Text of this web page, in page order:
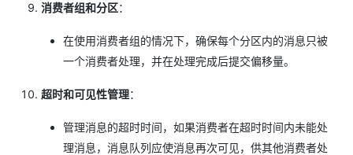
消费者组和分区：
在使用消费者组的情况下，确保每个分区内的消息只被
一个消费者处理，并在处理完成后提交偏移量。
超时和可见性管理：
管理消息的超时时间，如果消费者在超时时间内未能处
理消息，消息队列应使消息再次可见，供其他消费者处